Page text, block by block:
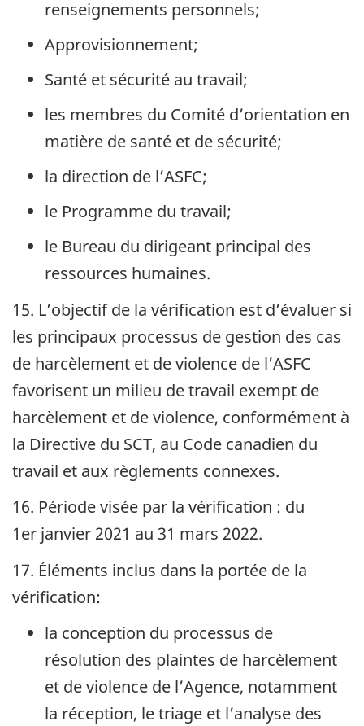
renseignements personnels;
Approvisionnement;
Santé et sécurité au travail;
les membres du Comité d’orientation en
matière de santé et de sécurité;
la direction de l’ASFC;
le Programme du travail;
le Bureau du dirigeant principal des
ressources humaines.
15. L’objectif de la vérification est d’évaluer si
les principaux processus de gestion des cas
de harcèlement et de violence de l’ASFC
favorisent un milieu de travail exempt de
harcèlement et de violence, conformément à
la Directive du SCT, au Code canadien du
travail et aux règlements connexes.
16. Période visée par la vérification : du
1er janvier 2021 au 31 mars 2022.
17. Éléments inclus dans la portée de la
vérification:
la conception du processus de
résolution des plaintes de harcèlement
et de violence de l’Agence, notamment
la réception, le triage et l’analyse des